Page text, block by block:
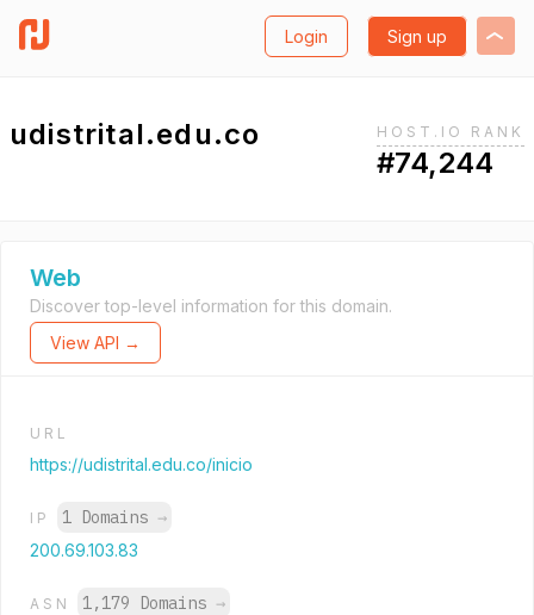
Login Sign up
udistrital.edu.co HOST.IO RANK
#74,244
Web
Discover top-level information for this domain.
View API →
URL
https://udistrital.edu.co/inicio
IP 1 Domains →
200.69.103.83
ASN 1,179 Domains →